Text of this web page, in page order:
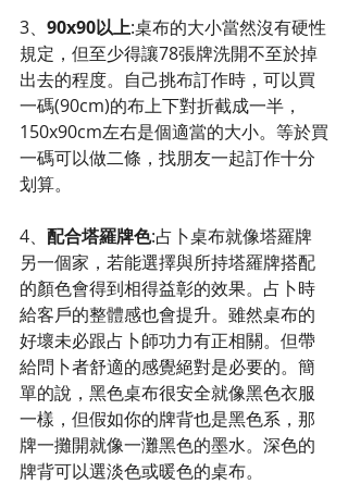
3、 90x90以上:桌布的大小當然沒有硬性
規定，但至少得讓78張牌洗開不至於掉
出去的程度。自己挑布訂作時，可以買
一碼(90cm)的布上下對折截成一半，
150x90cm左右是個適當的大小。等於買
一碼可以做二條，找朋友一起訂作十分
划算。
4、 配合塔羅牌色:占卜桌布就像塔羅牌
另一個家，若能選擇與所持塔羅牌搭配
的顏色會得到相得益彰的效果。占卜時
給客戶的整體感也會提升。雖然桌布的
好壞未必跟占卜師功力有正相關。但帶
給問卜者舒適的感覺絕對是必要的。簡
單的說，黑色桌布很安全就像黑色衣服
一樣，但假如你的牌背也是黑色系，那
牌一攤開就像一灘黑色的墨水。深色的
牌背可以選淡色或暖色的桌布。